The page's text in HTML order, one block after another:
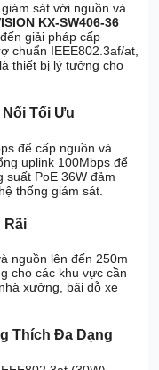
sát với nguồn và
KX-SW406-36
giải pháp cấp
chuẩn IEEE802.3af/at,
thiết bị lý tưởng cho
Tối Ưu
để cấp nguồn và
uplink 100Mbps để
suất PoE 36W đảm
thống giám sát.
Rãi
nguồn lên đến 250m
cho các khu vực cần
xưởng, bãi đỗ xe
Thích Đa Dạng